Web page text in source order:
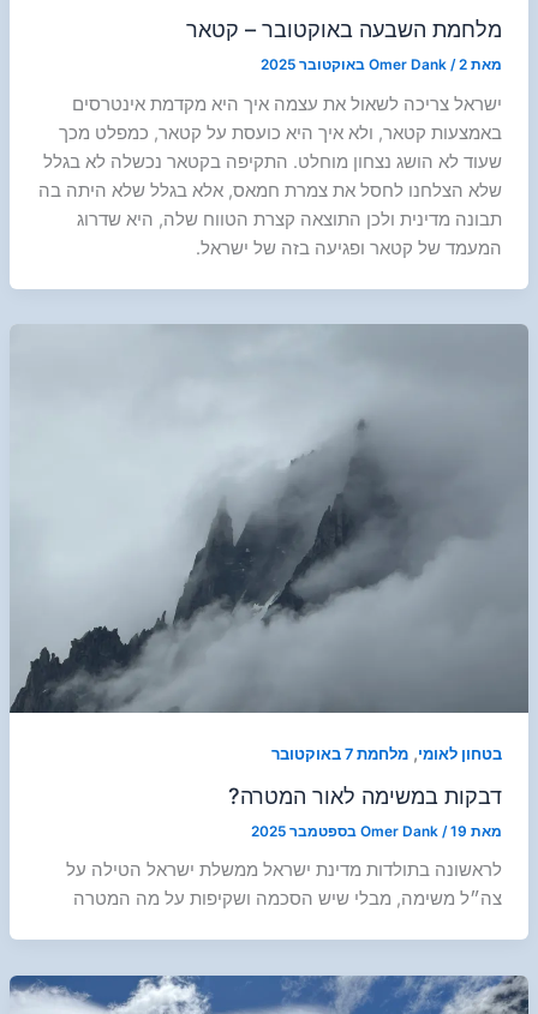
מלחמת השבעה באוקטובר – קטאר
מאת Omer Dank/2 באוקטובר 2025
ישראל צריכה לשאול את עצמה איך היא מקדמת אינטרסים
באמצעות קטאר, ולא איך היא כועסת על קטאר, כמפלט מכך
שעוד לא הושג נצחון מוחלט. התקיפה בקטאר נכשלה לא בגלל
שלא הצלחנו לחסל את צמרת חמאס, אלא בגלל שלא היתה בה
תבונה מדינית ולכן התוצאה קצרת הטווח שלה, היא שדרוג
המעמד של קטאר ופגיעה בזה של ישראל.
בטחון לאומי, מלחמת 7 באוקטובר
דבקות במשימה לאור המטרה?
מאת Omer Dank /19 בספטמבר 2025
לראשונה בתולדות מדינת ישראל ממשלת ישראל הטילה על
צה״ל משימה, מבלי שיש הסכמה ושקיפות על מה המטרה